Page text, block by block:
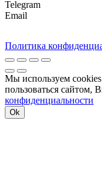
Telegram
Email
Политика
Мы используем
пользоваться сайтом,
конфиденциальности
Ok